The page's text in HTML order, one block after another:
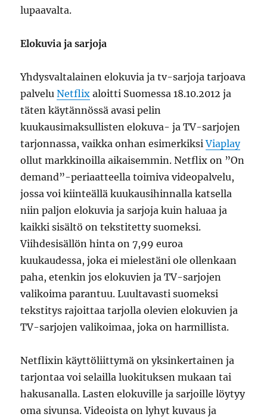
lupaavalta.
Elokuvia ja sarjoja
Yhdysvaltalainen elokuvia ja tv-sarjoja tarjoava
palveluNetflix aloitti Suomessa 18.10.2012 ja
täten käytännössä avasi pelin
kuukausimaksullisten elokuva- ja TV-sarjojen
tarjonnassa, vaikka onhan esimerkiksiViaplay
ollut markkinoilla aikaisemmin. Netflix on ”On
demand”-periaatteella toimiva videopalvelu,
jossa voi kiinteällä kuukausihinnalla katsella
niin paljon elokuvia ja sarjoja kuin haluaa ja
kaikki sisältö on tekstitetty suomeksi.
Viihdesisällön hinta on 7,99 euroa
kuukaudessa, joka ei mielestäni ole ollenkaan
paha, etenkin jos elokuvien ja TV-sarjojen
valikoima parantuu. Luultavasti suomeksi
tekstitys rajoittaa tarjolla olevien elokuvien ja
TV-sarjojen valikoimaa, joka on harmillista.
Netflixin käyttöliittymä on yksinkertainen ja
tarjontaa voi selailla luokituksen mukaan tai
hakusanalla. Lasten elokuville ja sarjoille löytyy
oma sivunsa. Videoista on lyhyt kuvaus ja